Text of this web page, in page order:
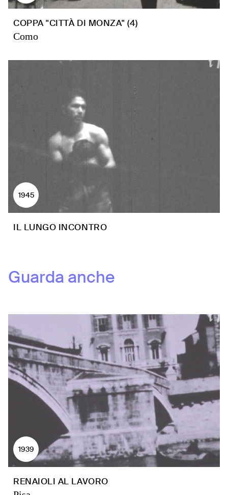
COPPA "CITTÀ DI MONZA" (4)
Como
1945
IL LUNGO INCONTRO
Guarda anche
1939
RENAIOLI AL LAVORO